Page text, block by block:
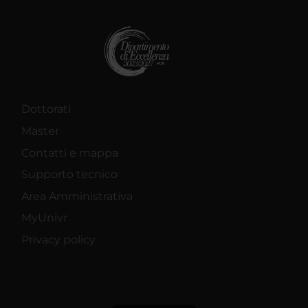
Dottorati
Master
Contatti e mappa
Supporto tecnico
Area Amministrativa
MyUnivr
Privacy policy